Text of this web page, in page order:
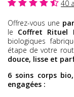
40
Offrez-vous une
le Coffret Rituel
biologiques
étape de votre
douce, lisse et
6 soins corps
engagées :